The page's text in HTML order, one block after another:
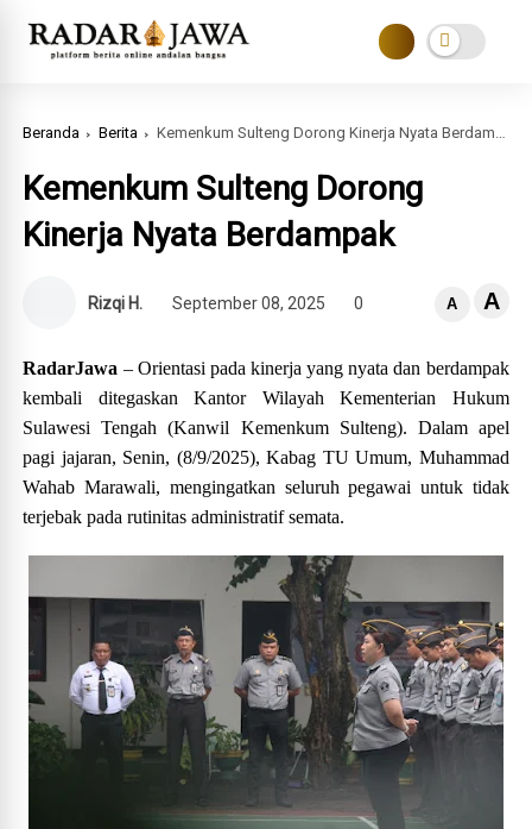
Beranda Berita Kemenkum Sulteng Dorong Kinerja Nyata Berdampak
Kemenkum Sulteng Dorong
Kinerja Nyata Berdampak
Rizqi H. September 08, 2025 0 A A
RadarJawa – Orientasi pada kinerja yang nyata dan berdampak
kembali ditegaskan Kantor Wilayah Kementerian Hukum
Sulawesi Tengah (Kanwil Kemenkum Sulteng). Dalam apel
pagi jajaran, Senin, (8/9/2025), Kabag TU Umum, Muhammad
Wahab Marawali, mengingatkan seluruh pegawai untuk tidak
terjebak pada rutinitas administratif semata.